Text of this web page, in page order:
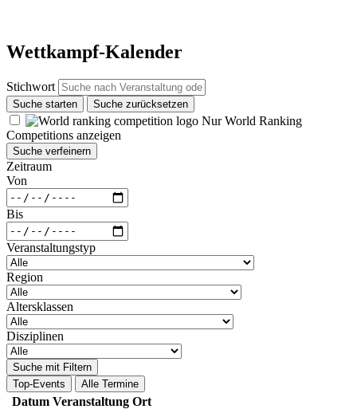
Wettkampf-Kalender
Stichwort
Suche starten Suche zurücksetzen
Nur World Ranking
Competitions anzeigen
Suche verfeinern
Zeitraum
Von
Bis
Veranstaltungstyp
Region
Altersklassen
Disziplinen
Suche mit Filtern
Top-Events
Alle Termine
Datum Veranstaltung Ort